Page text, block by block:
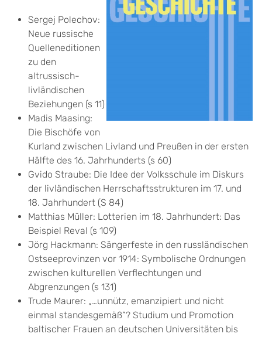
Sergej Polechov:
Neue russische
Quelleneditionen
zu den
altrussisch-
livländischen
Beziehungen (s 11)
Madis Maasing:
Die Bischöfe von
Kurland zwischen Livland und Preußen in der ersten
Hälfte des 16. Jahrhunderts (s 60)
Gvido Straube: Die Idee der Volksschule im Diskurs
der livländischen Herrschaftsstrukturen im 17. und
18. Jahrhundert (S 84)
Matthias Müller: Lotterien im 18. Jahrhundert: Das
Beispiel Reval (s 109)
Jörg Hackmann: Sängerfeste in den russländischen
Ostseeprovinzen vor 1914: Symbolische Ordnungen
zwischen kulturellen Verflechtungen und
Abgrenzungen (s 131)
Trude Maurer: „…unnütz, emanzipiert und nicht
einmal standesgemäß“? Studium und Promotion
baltischer Frauen an deutschen Universitäten bis